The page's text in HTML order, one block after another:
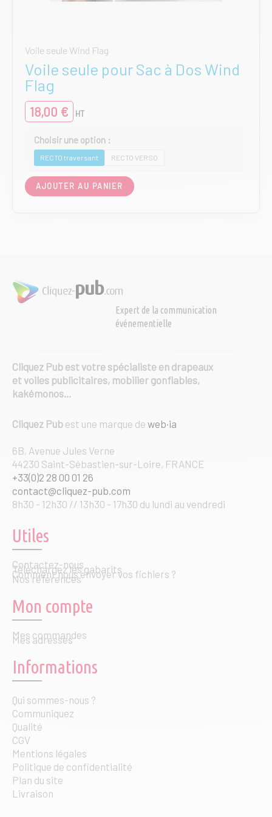
Voile seule Wind Flag
Voile seule pour Sac à Dos Wind
Flag
18,00 € HT
RECTO traversant RECTO VERSO
AJOUTER AU PANIER
produit
sur
la
produit
Expert de la communication
événementielle
Cliquez Pub est votre spécialiste en drapeaux
et voiles publicitaires, mobilier gonflables,
kakémonos…
Cliquez Pub est une marque de web·ia
6B, Avenue Jules Verne
44230 Saint-Sébastien-sur-Loire, FRANCE
+33(0)2 28 00 01 26
contact@cliquez-pub.com
8h30 - 12h30 // 13h30 - 17h30 du lundi au vendredi
Utiles
Contactez-nous
Téléchargez les gabarits
Comment nous envoyer vos fichiers ?
Nos références
Mon compte
Mes commandes
Mes adresses
Informations
Qui sommes-nous ?
Communiquez
Qualité
CGV
Mentions légales
Politique de confidentialité
Plan du site
Livraison